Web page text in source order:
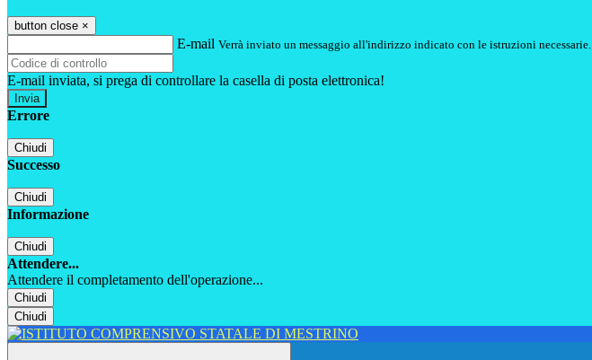
button close ×
E-mail Verrà inviato un messaggio all'indirizzo indicato con le istruzioni necessarie.
E-mail inviata, si prega di controllare la casella di posta elettronica!
Errore
Chiudi
Successo
Chiudi
Informazione
Chiudi
Attendere...
Attendere il completamento dell'operazione...
Chiudi
Chiudi